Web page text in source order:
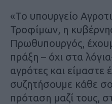
«Το υπουργείο
Τροφίμων, η
Πρωθυπουργός,
πράξη – όχι στα
αγρότες και είμαστε
συζητήσουμε κάθε
πρόταση μαζί τους,